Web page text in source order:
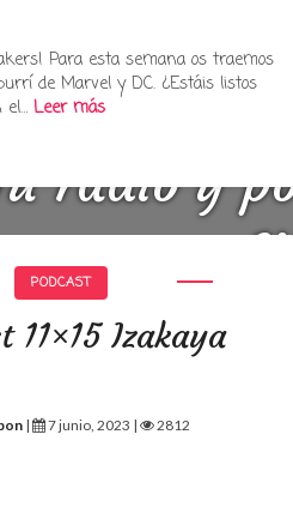
radio y
Para esta semana os traemos
de Marvel y DC. ¿Estáis listos
el…Leer más
PODCAST
11×15 Izakaya
| 7 junio, 2023 | 2812